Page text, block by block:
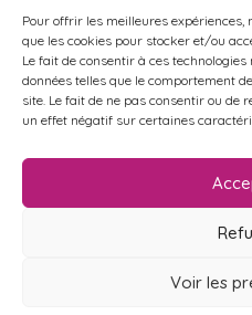
Pour offrir les meilleures expériences,
que les cookies pour stocker et/ou
Le fait de consentir à ces
données telles que le comportement
site. Le fait de ne pas consentir ou de
un effet négatif sur certaines
Voir les
HISTOIRE IMMIGRATION
MACRON MARTIN
MUNICIPALES
OCCITANIE PORTUGAL
VIOLENCES SEXISTES
ÉCOSOCIALISME